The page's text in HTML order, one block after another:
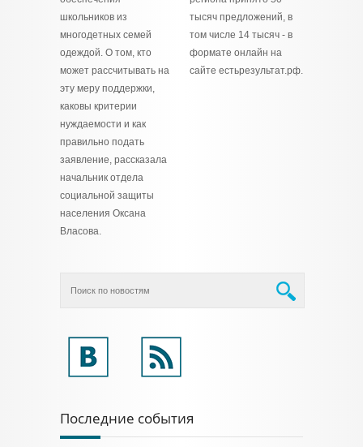
школьников из
многодетных семей
одеждой. О том, кто
может рассчитывать на
эту меру поддержки,
каковы критерии
нуждаемости и как
правильно подать
заявление, рассказала
начальник отдела
социальной защиты
населения Оксана
Власова.
тысяч предложений, в
том числе 14 тысяч - в
формате онлайн на
сайте естьрезультат.рф.
Последние события